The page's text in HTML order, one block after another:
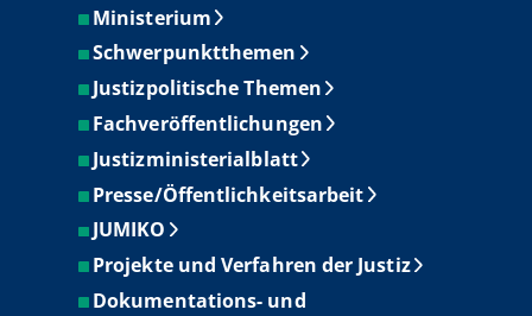
Ministerium
Schwerpunktthemen
Justizpolitische Themen
Fachveröffentlichungen
Justizministerialblatt
Presse/Öffentlichkeitsarbeit
JUMIKO
Projekte und Verfahren der Justiz
Dokumentations- und